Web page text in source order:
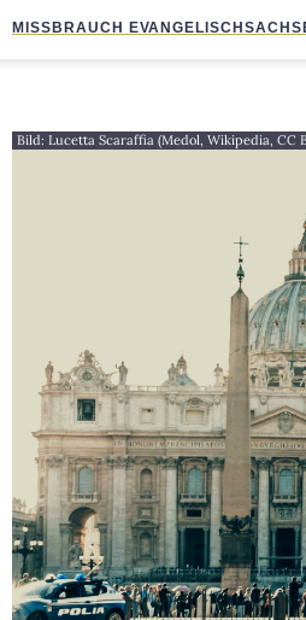
MISSBRAUCH EVANGELISCH
Bild: Lucetta Scaraffia (Medol, Wikipedia, CC